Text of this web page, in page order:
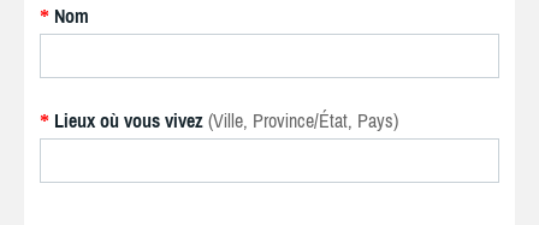
* Nom
* Lieux où vous vivez (Ville, Province/État, Pays)